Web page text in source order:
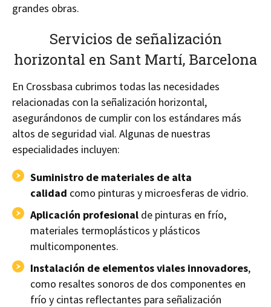
grandes obras.
Servicios de señalización
horizontal en Sant Martí, Barcelona
En Crossbasa cubrimos todas las necesidades
relacionadas con la señalización horizontal,
asegurándonos de cumplir con los estándares más
altos de seguridad vial. Algunas de nuestras
especialidades incluyen:
Suministro de materiales de alta
calidad como pinturas y microesferas de vidrio.
Aplicación profesional de pinturas en frío,
materiales termoplásticos y plásticos
multicomponentes.
Instalación de elementos viales innovadores,
como resaltes sonoros de dos componentes en
frío y cintas reflectantes para señalización